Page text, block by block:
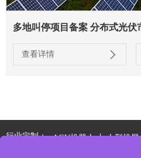
多地叫停项目备案 分布式光伏
查看详情
行业定制： AGV机器人 人型机器